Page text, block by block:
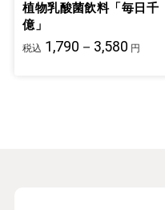
植物乳酸菌飲料「毎日千
億」
税込 1,790－3,580 円